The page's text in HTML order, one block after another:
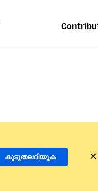
കൂടുതലറിയുക